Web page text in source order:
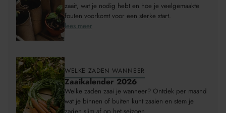
zaait, wat je nodig hebt en hoe je veelgemaakte
fouten voorkomt voor een sterke start.
lees meer
WELKE ZADEN WANNEER
Zaaikalender 2026
Welke zaden zaai je wanneer? Ontdek per maand
wat je binnen of buiten kunt zaaien en stem je